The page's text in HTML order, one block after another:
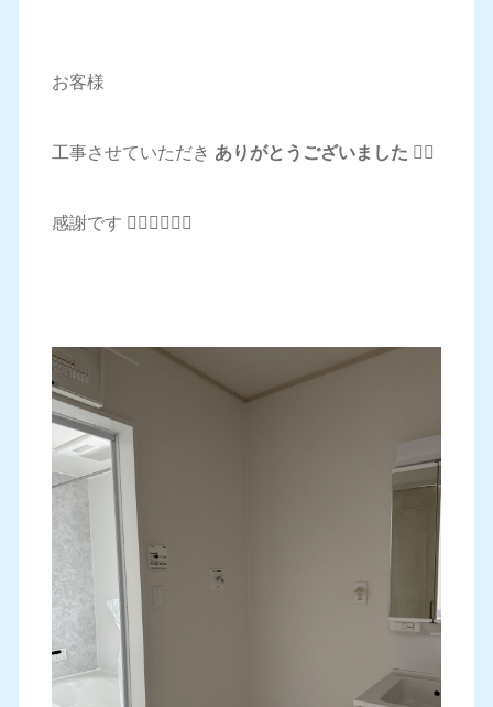
お客様
工事させていただき ありがとうございました 🙇‍♂️
感謝です 🙇‍♂️🙇‍♂️🙇‍♂️